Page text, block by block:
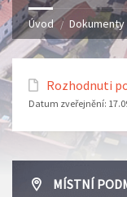
Úvod Dokumenty
Rozhodnuti
Datum zveřejnění:
MÍSTNÍ